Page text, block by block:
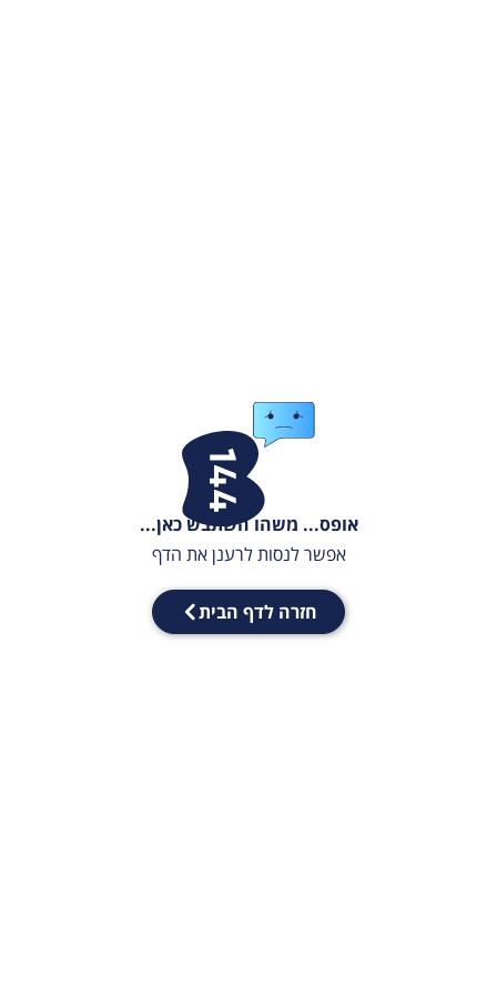
אופס... משהו השתבש כאן...
אפשר לנסות לרענן את הדף
חזרה לדף הבית